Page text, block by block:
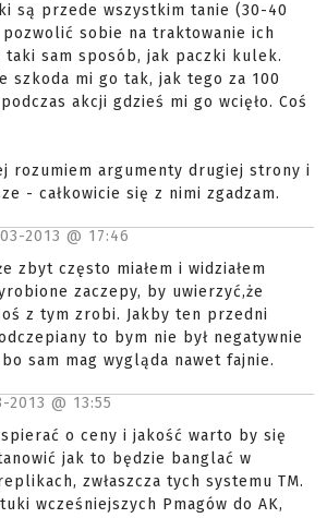
są przede wszystkim tanie (30-40
pozwolić sobie na traktowanie ich
taki sam sposób, jak paczki kulek.
szkoda mi go tak, jak tego za 100
akcji gdzieś mi go wcięło. Coś
rozumiem argumenty drugiej strony i
- całkowicie się z nimi zgadzam.
2013 @ 17:46
zbyt często miałem i widziałem
zaczepy, by uwierzyć,że
z tym zrobi. Jakby ten przedni
to bym nie był negatywnie
sam mag wygląda nawet fajnie.
2013 @ 13:55
o ceny i jakość warto by się
jak to będzie banglać w
zwłaszcza tych systemu TM.
wcześniejszych Pmagów do AK,